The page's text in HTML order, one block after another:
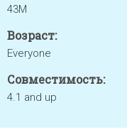
43M
Возраст:
Everyone
Совместимость:
4.1 and up